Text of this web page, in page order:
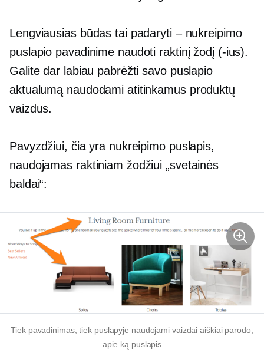
Lengviausias būdas tai padaryti – nukreipimo
puslapio pavadinime naudoti raktinį žodį (-ius).
Galite dar labiau pabrėžti savo puslapio
aktualumą naudodami atitinkamus produktų
vaizdus.
Pavyzdžiui, čia yra nukreipimo puslapis,
naudojamas raktiniam žodžiui „svetainės
baldai“:
Tiek pavadinimas, tiek puslapyje naudojami vaizdai aiškiai parodo,
apie ką puslapis